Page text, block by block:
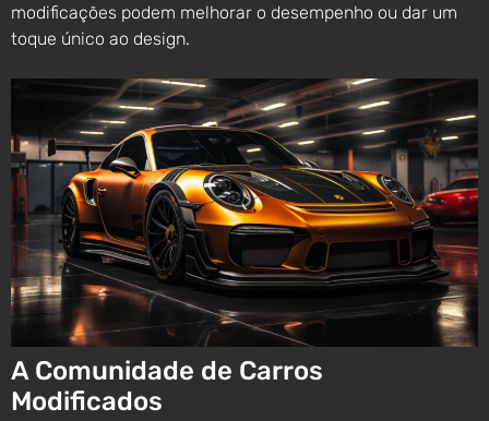
modificações podem melhorar o desempenho ou dar um
toque único ao design.
A Comunidade de Carros
Modificados